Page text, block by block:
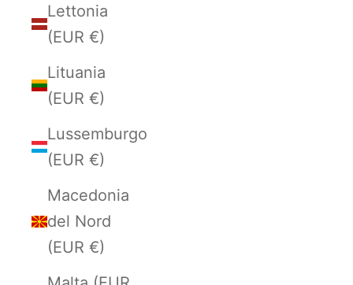
Lettonia
(EUR €)
Lituania
(EUR €)
Lussemburgo
(EUR €)
Macedonia
del Nord
(EUR €)